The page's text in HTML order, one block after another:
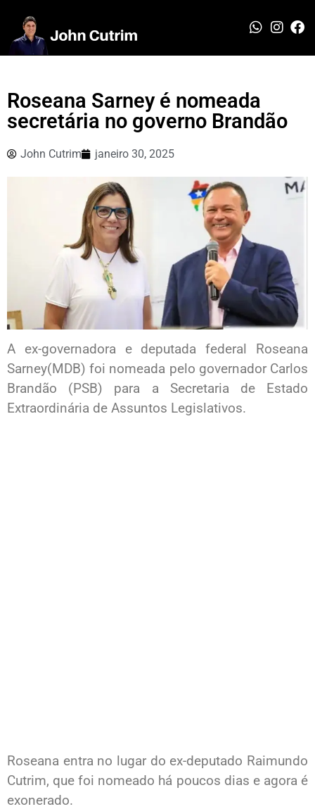
Roseana Sarney é nomeada
secretária no governo Brandão
John Cutrim janeiro 30, 2025
A ex-governadora e deputada federal Roseana
Sarney(MDB) foi nomeada pelo governador Carlos
Brandão (PSB) para a Secretaria de Estado
Extraordinária de Assuntos Legislativos.
Roseana entra no lugar do ex-deputado Raimundo
Cutrim, que foi nomeado há poucos dias e agora é
exonerado.